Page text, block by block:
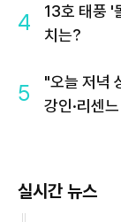
4
13호 태풍 '
치는?
5
"오늘 저녁
강인·리센
실시간 뉴스